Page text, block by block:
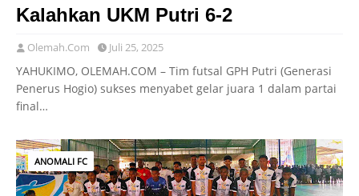
Kalahkan UKM Putri 6-2
Olemah.Com Juli 25, 2025
YAHUKIMO, OLEMAH.COM – Tim futsal GPH Putri (Generasi
Penerus Hogio) sukses menyabet gelar juara 1 dalam partai
final…
ANOMALI FC